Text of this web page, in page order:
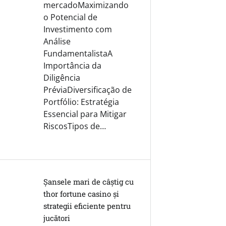
mercadoMaximizando
o Potencial de
Investimento com
Análise
FundamentalistaA
Importância da
Diligência
PréviaDiversificação de
Portfólio: Estratégia
Essencial para Mitigar
RiscosTipos de…
Șansele mari de câștig cu
thor fortune casino și
strategii eficiente pentru
jucători